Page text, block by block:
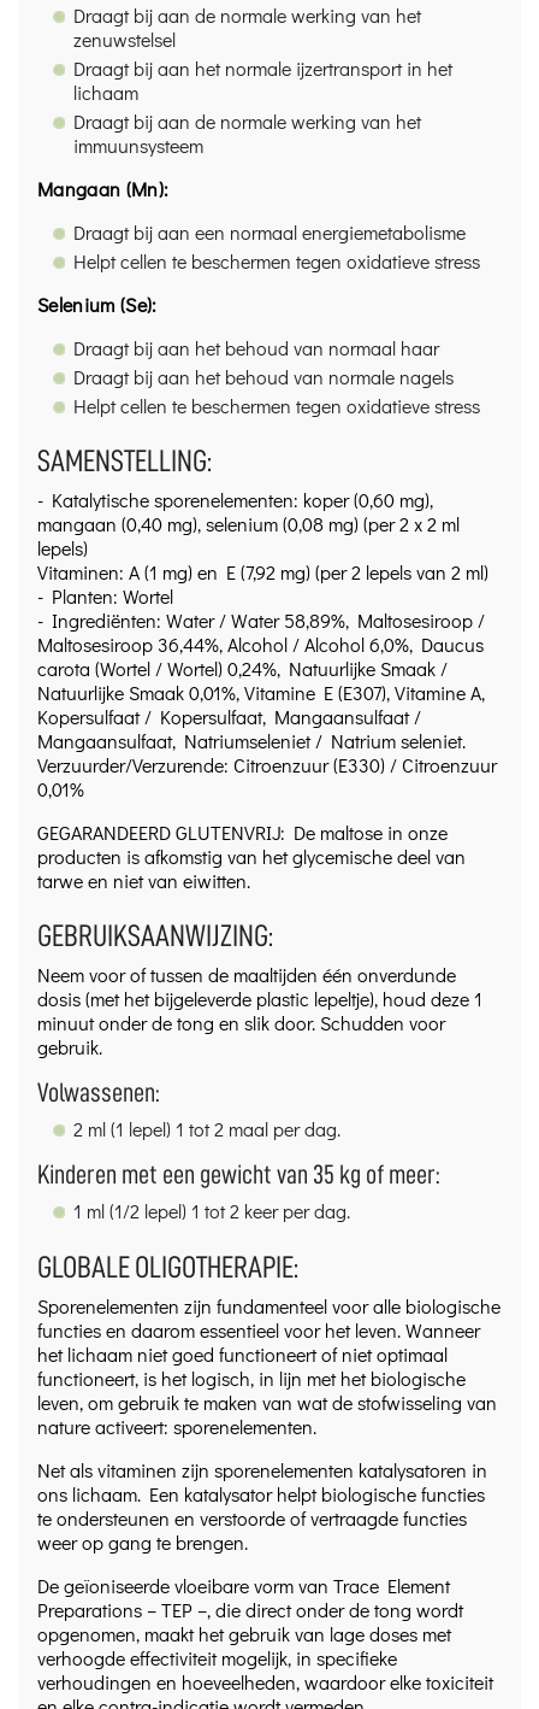
Draagt bij aan de normale werking van het
zenuwstelsel
Draagt bij aan het normale ijzertransport in het
lichaam
Draagt bij aan de normale werking van het
immuunsysteem
Mangaan (Mn):
Draagt bij aan een normaal energiemetabolisme
Helpt cellen te beschermen tegen oxidatieve stress
Selenium (Se):
Draagt bij aan het behoud van normaal haar
Draagt bij aan het behoud van normale nagels
Helpt cellen te beschermen tegen oxidatieve stress
SAMENSTELLING:
- Katalytische sporenelementen: koper (0,60 mg),
mangaan (0,40 mg), selenium (0,08 mg) (per 2 x 2 ml
lepels)
Vitaminen: A (1 mg) en E (7,92 mg) (per 2 lepels van 2 ml)
- Planten: Wortel
- Ingrediënten: Water / Water 58,89%, Maltosesiroop /
Maltosesiroop 36,44%, Alcohol / Alcohol 6,0%, Daucus
carota (Wortel / Wortel) 0,24%, Natuurlijke Smaak /
Natuurlijke Smaak 0,01%, Vitamine E (E307), Vitamine A,
Kopersulfaat / Kopersulfaat, Mangaansulfaat /
Mangaansulfaat, Natriumseleniet / Natrium seleniet.
Verzuurder/Verzurende: Citroenzuur (E330) / Citroenzuur
0,01%
GEGARANDEERD GLUTENVRIJ: De maltose in onze
producten is afkomstig van het glycemische deel van
tarwe en niet van eiwitten.
GEBRUIKSAANWIJZING:
Neem voor of tussen de maaltijden één onverdunde
dosis (met het bijgeleverde plastic lepeltje), houd deze 1
minuut onder de tong en slik door. Schudden voor
gebruik.
Volwassenen:
2 ml (1 lepel) 1 tot 2 maal per dag.
Kinderen met een gewicht van 35 kg of meer:
1 ml (1/2 lepel) 1 tot 2 keer per dag.
GLOBALE OLIGOTHERAPIE:
Sporenelementen zijn fundamenteel voor alle biologische
functies en daarom essentieel voor het leven. Wanneer
het lichaam niet goed functioneert of niet optimaal
functioneert, is het logisch, in lijn met het biologische
leven, om gebruik te maken van wat de stofwisseling van
nature activeert: sporenelementen.
Net als vitaminen zijn sporenelementen katalysatoren in
ons lichaam. Een katalysator helpt biologische functies
te ondersteunen en verstoorde of vertraagde functies
weer op gang te brengen.
De geïoniseerde vloeibare vorm van Trace Element
Preparations – TEP –, die direct onder de tong wordt
opgenomen, maakt het gebruik van lage doses met
verhoogde effectiviteit mogelijk, in specifieke
verhoudingen en hoeveelheden, waardoor elke toxiciteit